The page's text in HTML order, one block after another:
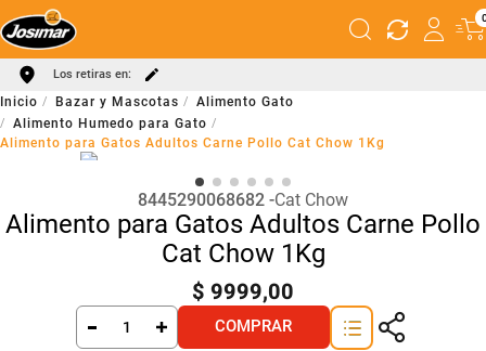
Los retiras en:
Bazar y Mascotas
Alimento Gato
Alimento Humedo para Gato
Alimento para Gatos Adultos Carne Pollo Cat Chow 1Kg
8445290068682 Cat Chow
Alimento para Gatos Adultos Carne Pollo
Cat Chow 1Kg
$ 9999,00
COMPRAR